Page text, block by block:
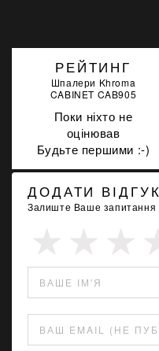
РЕЙТИНГ
Шпалери Khroma
CABINET CAB905
Поки ніхто не
оцінював
Будьте першими :-)
ДОДАТИ ВІДГУК
Залиште Ваше запитання
ВАШЕ ІМ'Я
ВАШ EMAIL (НЕ